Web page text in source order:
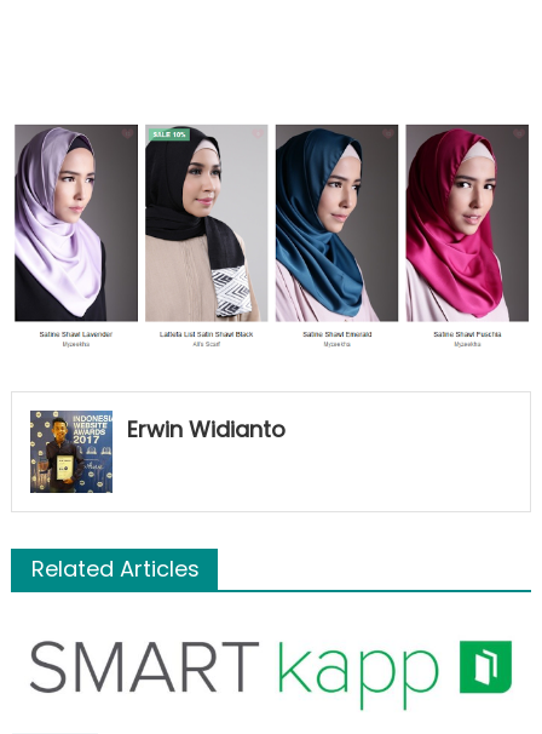
Erwin Widianto
Related Articles